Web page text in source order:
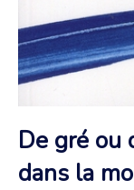
De gré ou
dans la